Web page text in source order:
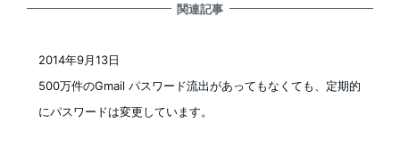
関連記事
500万件のGmail パスワード流出があってもなくても、定期的
にパスワードは変更しています。
2014年9月13日